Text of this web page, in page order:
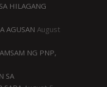
HILAGANG
AGUSAN August
NG PNP,
SA